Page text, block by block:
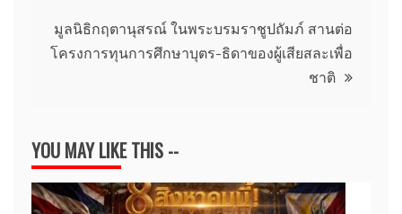
มูลนิธิกฤตานุสรณ์ ในพระบรมราชูปถัมภ์ สานต่อ
โครงการทุนการศึกษาบุตร-ธิดาของผู้เสียสละเพื่อ
ชาติ
YOU MAY LIKE THIS --